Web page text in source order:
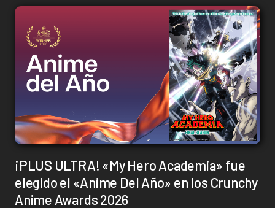
¡PLUS ULTRA! «My Hero Academia» fue
elegido el «Anime Del Año» en los Crunchy
Anime Awards 2026